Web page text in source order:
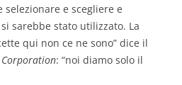
e scegliere e
sarebbe stato utilizzato. La
qui non ce ne sono” dice il
: “noi diamo solo il